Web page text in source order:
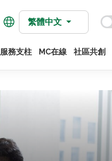
繁體中文
服務支柱 MC在線 社區共創